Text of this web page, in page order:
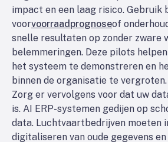
impact en een laag risico. Gebruik
voorvoorraadprognoseof
snelle resultaten op zonder zware
belemmeringen. Deze pilots
het systeem te demonstreren en
binnen de organisatie te vergroten.
Zorg er vervolgens voor dat uw
is. AI ERP-systemen gedijen op
data. Luchtvaartbedrijven moeten
digitaliseren van oude gegevens